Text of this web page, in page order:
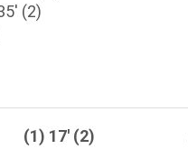
(2)
(1) 17' (2)